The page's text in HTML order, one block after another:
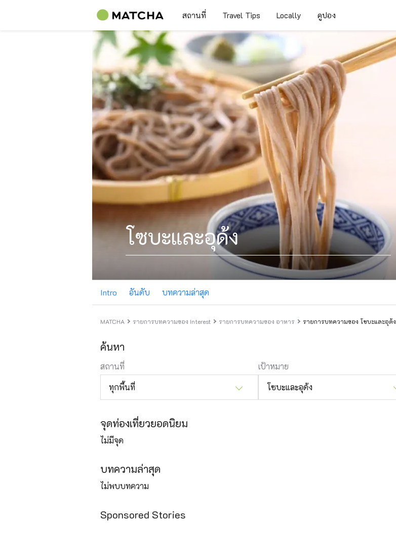
สถานที่ Travel Tips Locally คูปอง
โซบะและอุด้ง
Intro อันดับ บทความล่าสุด
MATCHA รายการบทความของ Interest รายการบทความของ อาหาร รายการบทความของ โซบะและอุด้ง
ค้นหา
สถานที่
ทุกพื้นที่
เป้าหมาย
โซบะและอุด้ง
จุดท่องเที่ยวยอดนิยม
ไม่มีจุด
บทความล่าสุด
ไม่พบบทความ
Sponsored Stories